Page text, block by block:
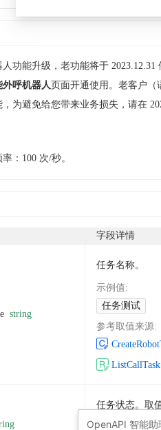
功能升级，老功能将于
外呼机器人页面开通使用。老客户（
为避免给您带来业务损失，请在
：100 次/秒。
字段详情
string
任务名称。
示例值:
任务测试
参考取值来源:
ListCallTask
任务状态。取
示例值:
OpenAPI 智能